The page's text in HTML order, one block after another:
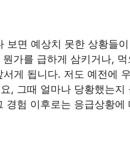
보면 예상치 못한 상황들
가를 급하게 삼키거나, 먹
게 됩니다. 저도 예전에
, 그때 얼마나 당황했는지
경험 이후로는 응급상황에